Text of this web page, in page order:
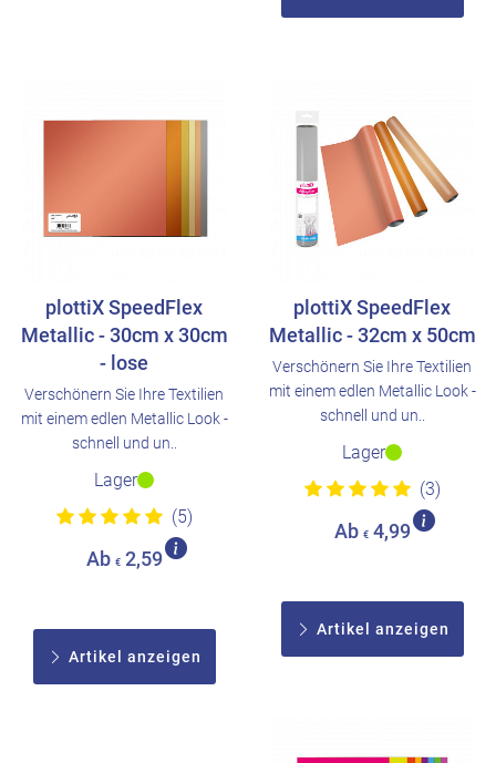
plottiX SpeedFlex
Metallic - 30cm x 30cm
- lose
Verschönern Sie Ihre Textilien
mit einem edlen Metallic Look -
schnell und un..
Lager
(5)
Ab € 2,59
Artikel anzeigen
plottiX SpeedFlex
Metallic - 32cm x 50cm
Verschönern Sie Ihre Textilien
mit einem edlen Metallic Look -
schnell und un..
Lager
(3)
Ab € 4,99
Artikel anzeigen